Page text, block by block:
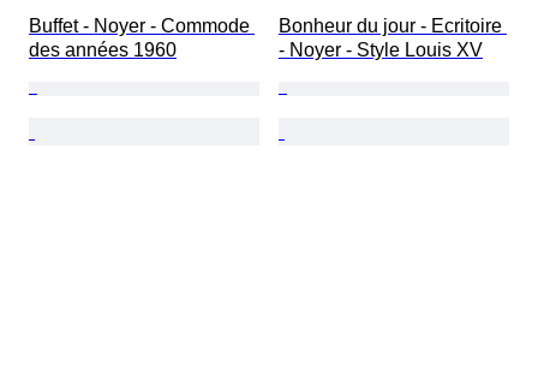
Buffet - Noyer - Commode
des années 1960
Bonheur du jour - Ecritoire
- Noyer - Style Louis XV